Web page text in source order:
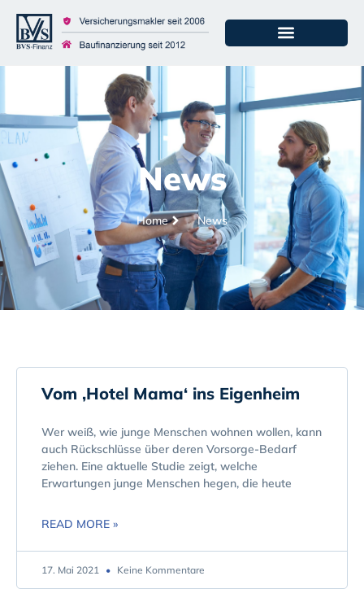
News
Home News
Vom ‚Hotel Mama‘ ins Eigenheim
Wer weiß, wie junge Menschen wohnen wollen, kann
auch Rückschlüsse über deren Vorsorge-Bedarf
ziehen. Eine aktuelle Studie zeigt, welche
Erwartungen junge Menschen hegen, die heute
READ MORE »
17. Mai 2021 Keine Kommentare